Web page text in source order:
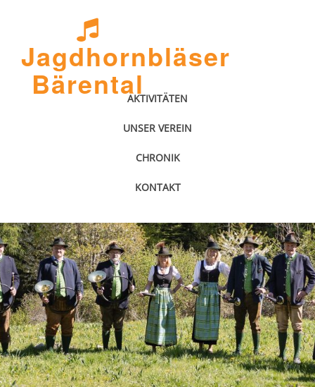
Jagdhornbläser
BärentalAKTIVITÄTEN
UNSER VEREIN
CHRONIK
KONTAKT